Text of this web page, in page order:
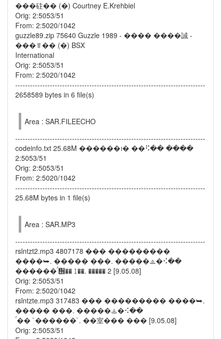
���砫�� (�) Courtney E.Krehbiel
Orig: 2:5053/51
From: 2:5020/1042
guzzle89.zip 75640 Guzzle 1989 - ���� ����誠 -
���⥣�� (�) BSX
International
Orig: 2:5053/51
From: 2:5020/1042
-----------------------------------------------------------------------------
2658589 bytes in 6 file(s)
Area : SAR.FILEECHO
-----------------------------------------------------------------------------
codeinfo.txt 25.68M ������᪨� ��⠫�� ����
2:5053/51
Orig: 2:5053/51
From: 2:5020/1042
-----------------------------------------------------------------------------
25.68M bytes in 1 file(s)
Area : SAR.MP3
-----------------------------------------------------------------------------
rslntzt2.mp3 4807178 ��� ���������
����⮩. ����� ���. �����ᯥ�⠪��
������ࠤ᪮�� ⥠��. ����� 2 [9.05.08]
Orig: 2:5053/51
From: 2:5020/1042
rslntzte.mp3 317483 ��� ��������� ����⮩.
����� ���. �����ᯥ�⠪��
ࠤ�� `������`. ��室��� ��� [9.05.08]
Orig: 2:5053/51